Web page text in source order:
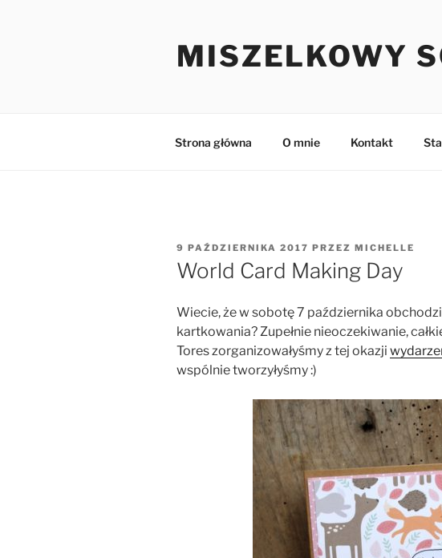
MISZELKOWY
Strona główna O mnie Kontakt
OPUBLIKOWANE
W
9 PAŹDZIERNIKA 2017 PRZEZ MICHELLE
World Card Making Day
Wiecie, że w sobotę 7 października
kartkowania? Zupełnie nieoczekiwanie,
Tores zorganizowałyśmy z tej okazji
wspólnie tworzyłyśmy :)